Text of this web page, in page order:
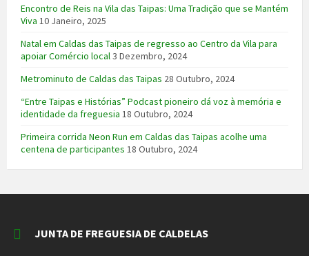
Encontro de Reis na Vila das Taipas: Uma Tradição que se Mantém
Viva 10 Janeiro, 2025
Natal em Caldas das Taipas de regresso ao Centro da Vila para
apoiar Comércio local3 Dezembro, 2024
Metrominuto de Caldas das Taipas 28 Outubro, 2024
“Entre Taipas e Histórias” Podcast pioneiro dá voz à memória e
identidade da freguesia 18 Outubro, 2024
Primeira corrida Neon Run em Caldas das Taipas acolhe uma
centena de participantes 18 Outubro, 2024
JUNTA DE FREGUESIA DE CALDELAS